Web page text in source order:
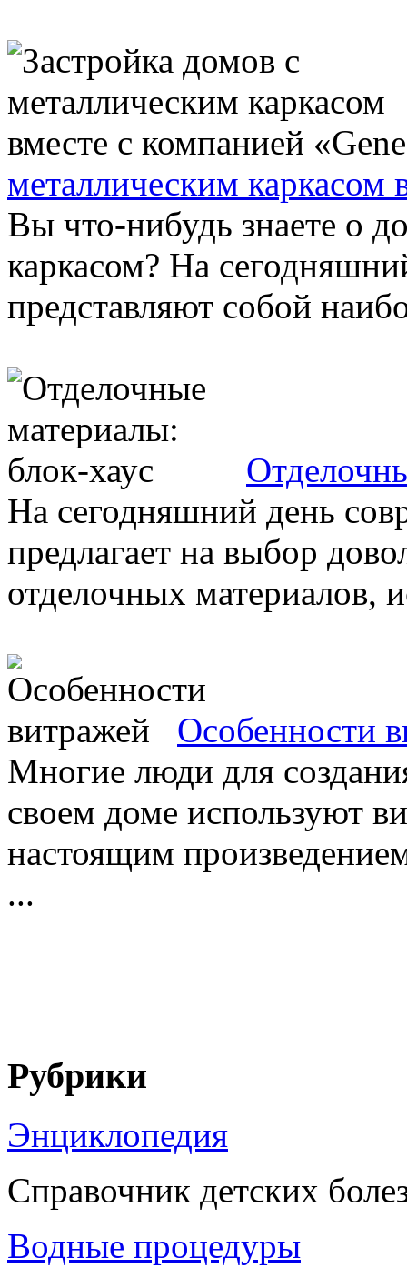
металлическим каркасом
Вы что-нибудь знаете о
каркасом? На
представляют собой
На сегодняшний день
предлагает на выбор
отделочных материалов,
Особенности
Многие люди для
своем доме используют
настоящим
...
Рубрики
Энциклопедия
Справочник детских
Водные процедуры